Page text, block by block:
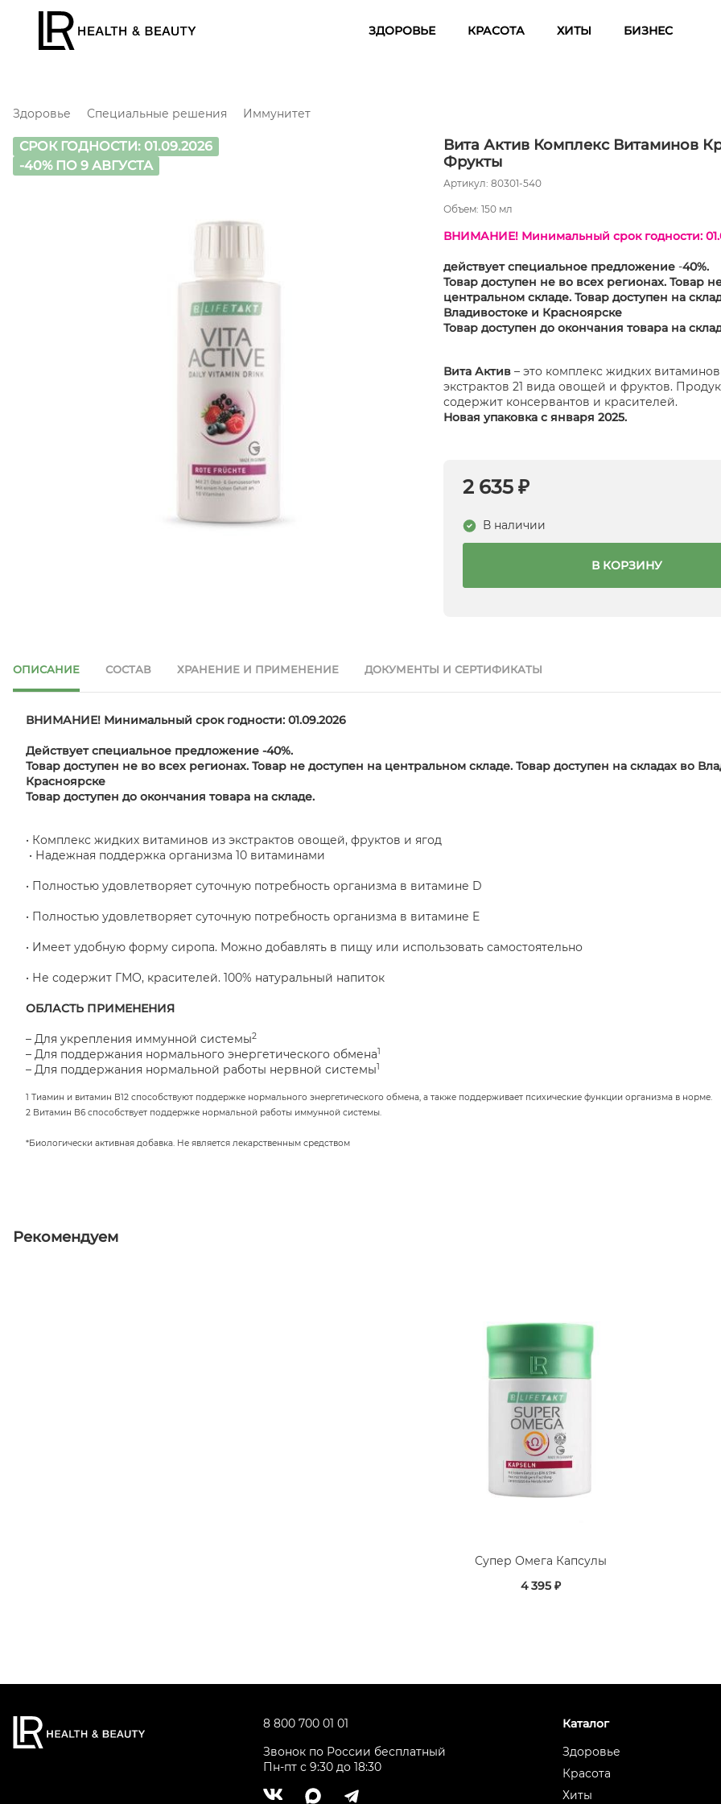
ЗДОРОВЬЕ КРАСОТА ХИТЫ БИЗНЕС
Здоровье Специальные решения Иммунитет
СРОК ГОДНОСТИ: 01.09.2026
-40% ПО 9 АВГУСТА
Вита Актив Комплекс Витаминов
Фрукты
Артикул: 80301-540
Объем: 150 мл
ВНИМАНИЕ! Минимальный срок годности:
действует специальное предложение -40%.
Товар доступен не во всех регионах. Товар
центральном складе. Товар доступен на
Владивостоке и Красноярске
Товар доступен до окончания товара на
Вита Актив– это комплекс жидких
экстрактов 21 вида овощей и фруктов.
содержит консервантов и красителей.
Новая упаковка с января 2025.
2 635 ₽
В наличии
В КОРЗИНУ
ОПИСАНИЕ СОСТАВ ХРАНЕНИЕ И ПРИМЕНЕНИЕ ДОКУМЕНТЫ И СЕРТИФИКАТЫ
ВНИМАНИЕ! Минимальный срок годности: 01.09.2026
Действует специальное предложение -40%.
Товар доступен не во всех регионах. Товар не доступен на центральном складе. Товар доступен на складах во
Красноярске
Товар доступен до окончания товара на складе.
• Комплекс жидких витаминов из экстрактов овощей, фруктов и ягод
• Надежная поддержка организма 10 витаминами
• Полностью удовлетворяет суточную потребность организма в витамине D
• Полностью удовлетворяет суточную потребность организма в витамине E
• Имеет удобную форму сиропа. Можно добавлять в пищу или использовать самостоятельно
• Не содержит ГМО, красителей. 100% натуральный напиток
ОБЛАСТЬ ПРИМЕНЕНИЯ
– Для укрепления иммунной системы2
– Для поддержания нормального энергетического обмена1
– Для поддержания нормальной работы нервной системы1
1 Тиамин и витамин В12 способствуют поддержке нормального энергетического обмена, а также поддерживает психические функции организма в норме.
2 Витамин В6 способствует поддержке нормальной работы иммунной системы.
*Биологически активная добавка. Не является лекарственным средством
Рекомендуем
Супер Омега Капсулы
4 395 ₽
8 800 700 01 01
Звонок по России бесплатный
Пн-пт с 9:30 до 18:30
Каталог
Здоровье
Красота
Хиты